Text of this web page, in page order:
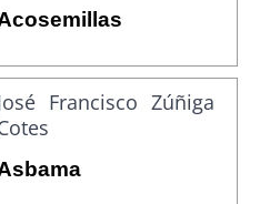
Francisco Zúñiga